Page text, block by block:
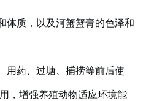
体质，以及河蟹蟹膏的色泽和
用药、过塘、捕捞等前后使
，增强养殖动物适应环境能